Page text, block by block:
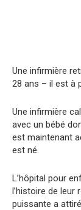
Une infirmière
28 ans – il est à
Une infirmière
avec un bébé
est maintenant
est né.
L’hôpital pour
l’histoire de leur
puissante a